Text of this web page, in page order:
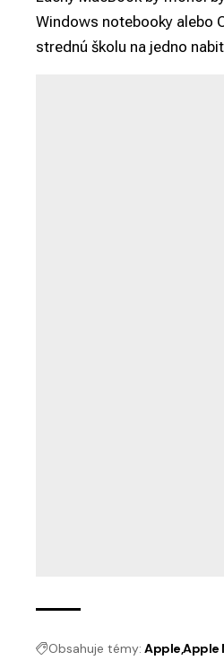
Windows notebooky alebo
strednú školu na jedno
Obsahuje témy: AppleApple